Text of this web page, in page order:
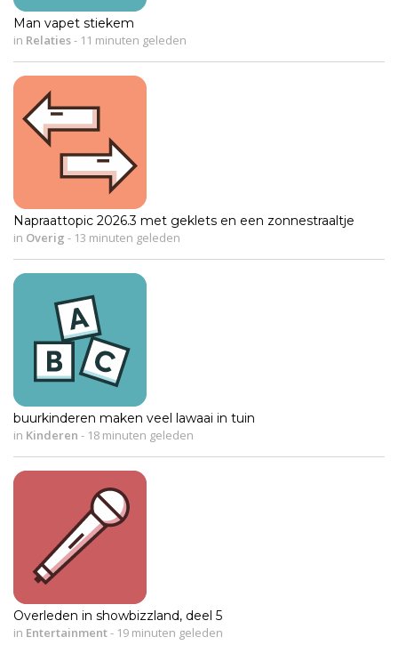
Man vapet stiekem
in Relaties- 11 minuten geleden
Napraattopic 2026.3 met geklets en een zonnestraaltje
in Overig - 13 minuten geleden
buurkinderen maken veel lawaai in tuin
in Kinderen - 18 minuten geleden
Overleden in showbizzland, deel 5
in Entertainment- 19 minuten geleden